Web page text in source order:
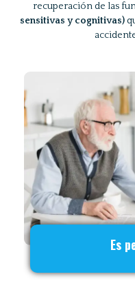
recuperación de las
sensitivas y cognitivas)
Es